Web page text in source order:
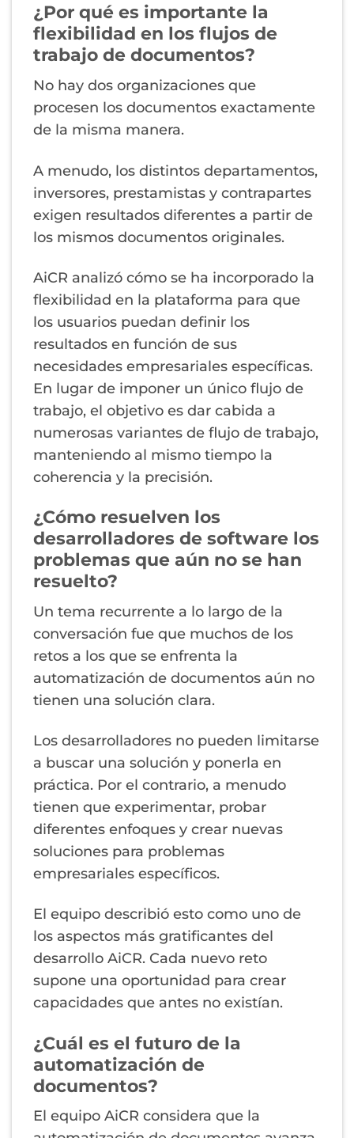
¿Por qué es importante la
flexibilidad en los flujos de
trabajo de documentos?
No hay dos organizaciones que
procesen los documentos exactamente
de la misma manera.
A menudo, los distintos departamentos,
inversores, prestamistas y contrapartes
exigen resultados diferentes a partir de
los mismos documentos originales.
AiCR analizó cómo se ha incorporado la
flexibilidad en la plataforma para que
los usuarios puedan definir los
resultados en función de sus
necesidades empresariales específicas.
En lugar de imponer un único flujo de
trabajo, el objetivo es dar cabida a
numerosas variantes de flujo de trabajo,
manteniendo al mismo tiempo la
coherencia y la precisión.
¿Cómo resuelven los
desarrolladores de software los
problemas que aún no se han
resuelto?
Un tema recurrente a lo largo de la
conversación fue que muchos de los
retos a los que se enfrenta la
automatización de documentos aún no
tienen una solución clara.
Los desarrolladores no pueden limitarse
a buscar una solución y ponerla en
práctica. Por el contrario, a menudo
tienen que experimentar, probar
diferentes enfoques y crear nuevas
soluciones para problemas
empresariales específicos.
El equipo describió esto como uno de
los aspectos más gratificantes del
desarrollo AiCR. Cada nuevo reto
supone una oportunidad para crear
capacidades que antes no existían.
¿Cuál es el futuro de la
automatización de
documentos?
El equipo AiCR considera que la